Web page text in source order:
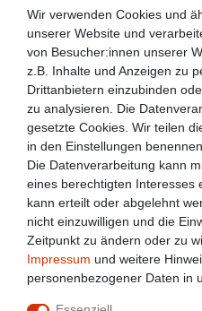
+49
✉
Wir verwenden Cookies und
unserer Website und
von Besucher:innen unserer
z.B. Inhalte und Anzeigen zu
Drittanbietern einzubinden
zu analysieren. Die
gesetzte Cookies. Wir teilen
in den Einstellungen benennen.
Die Datenverarbeitung kann
eines berechtigten Interesses
kann erteilt oder abgelehnt
nicht einzuwilligen und die
Zeitpunkt zu ändern oder zu
Impressum und weitere
personenbezogener Daten in